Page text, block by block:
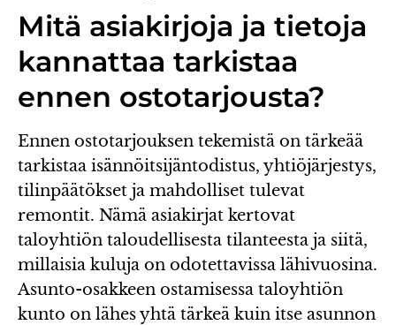
Mitä asiakirjoja ja tietoja
kannattaa tarkistaa
ennen ostotarjousta?
Ennen ostotarjouksen tekemistä on tärkeää
tarkistaa isännöitsijäntodistus, yhtiöjärjestys,
tilinpäätökset ja mahdolliset tulevat
remontit. Nämä asiakirjat kertovat
taloyhtiön taloudellisesta tilanteesta ja siitä,
millaisia kuluja on odotettavissa lähivuosina.
Asunto-osakkeen ostamisessa taloyhtiön
kunto on lähes yhtä tärkeä kuin itse asunnon